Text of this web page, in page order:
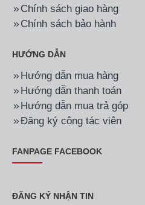
Chính sách giao hàng
Chính sách bảo hành
HƯỚNG DẪN
Hướng dẫn mua hàng
Hướng dẫn thanh toán
Hướng dẫn mua trả góp
Đăng ký cộng tác viên
FANPAGE FACEBOOK
ĐĂNG KÝ NHẬN TIN